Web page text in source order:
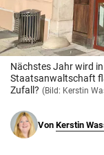
© Krone
Muthgasse 2, 1190
Nächstes Jahr wird
Staatsanwaltschaft
Zufall? (Bild: Kerstin
Von Kerstin